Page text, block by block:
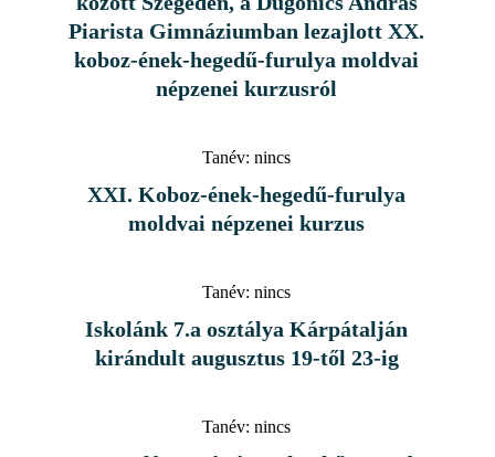
Piarista Gimnáziumban lezajlott XX.
koboz-ének-hegedű-furulya moldvai
népzenei kurzusról
Tanév: nincs
XXI. Koboz-ének-hegedű-furulya
moldvai népzenei kurzus
Tanév: nincs
Iskolánk 7.a osztálya Kárpátalján
kirándult augusztus 19-től 23-ig
Tanév: nincs